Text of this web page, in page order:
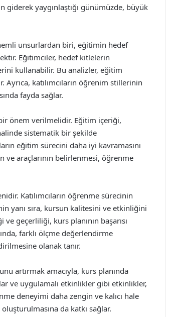
yaygınlaştığı günümüzde, büyük
unsurlardan biri, eğitimin hedef
Eğitimciler, hedef kitlelerin
kullanabilir. Bu analizler, eğitim
katılımcıların öğrenim stillerinin
fayda sağlar.
bir önem verilmelidir. Eğitim içeriği,
sistematik bir şekilde
eğitim sürecini daha iyi kavramasını
araçlarının belirlenmesi, öğrenme
Katılımcıların öğrenme sürecinin
yanı sıra, kursun kalitesini ve etkinliğini
geçerliliği, kurs planının başarısı
farklı ölçme değerlendirme
olanak tanır.
artırmak amacıyla, kurs planında
ve uygulamalı etkinlikler gibi etkinlikler,
deneyimi daha zengin ve kalıcı hale
da katkı sağlar.